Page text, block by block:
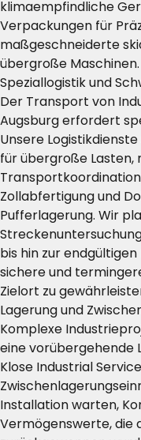
klimaempfindliche
Verpackungen für
maßgeschneiderte
übergroße Maschinen.
Speziallogistik und
Der Transport von
Augsburg erfordert
Unsere
für übergroße Lasten,
Zollabfertigung und
Pufferlagerung. Wir
bis hin zur
sichere und
Zielort zu
Lagerung und
Komplexe
eine vorübergehende
Klose Industrial
Installation warten,
Vermögenswerte, die